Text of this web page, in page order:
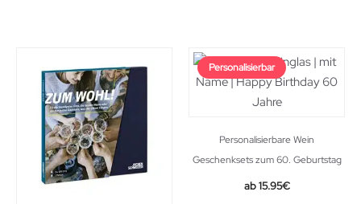
Personalisierbar
Personalisierbare Wein
Geschenksets zum 60. Geburtstag
15.95€